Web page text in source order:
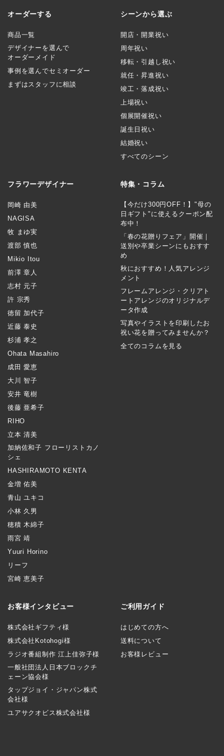
オーダーする
商品一覧
デザイナーを選んで
オーダーメイド
事例を選んでセミオーダー
まずはスタッフに相談
シーンから選ぶ
開店・開業祝い
周年祝い
移転・引越し祝い
就任・昇進祝い
竣工・落成祝い
上場祝い
個展開催祝い
誕生日祝い
結婚祝い
すべてのシーン
フラワーデザイナー
岡崎 由美
NAGISA
牧 まゆ実
渡部 慎也
Mikio Itou
前澤 章人
志村 元子
許 宗秀
徳留 加代子
近藤 泰史
杉浦 孝之
Ohata Masahiro
成田 愛恵
大川 智子
安井 竜樹
後藤 亜希子
RIHO
立本 清美
加納佐和子 フローリストカノ
シェ
HASHIRAMOTO KENTA
金増 佑美
青山 ユキコ
小林 久男
穂積 木綿子
雨宮 靖
Yuuri Horino
リーフ
宮崎 恵美子
特集・コラム
【今だけ300円OFF！】"母の
日ギフト"に使えるクーポン配
布中！
「春の花贈りフェア」開催｜
送別や卒業シーンにもおすす
め
秋におすすめ！人気アレンジ
メント
フレームアレンジ・クリアト
ートアレンジのオリジナルデ
ータ作成
写真やイラストを印刷したお
祝い花を贈ってみませんか？
全てのコラムを見る
お客様インタビュー
株式会社ギフティ様
株式会社Kotohogi様
ラジオ番組制作 江上佳弥子様
一般社団法人日本ブロックチ
ェーン協会様
タップジョイ・ジャパン株式
会社様
ユアサクオビス株式会社様
ご利用ガイド
はじめての方へ
送料について
お客様レビュー